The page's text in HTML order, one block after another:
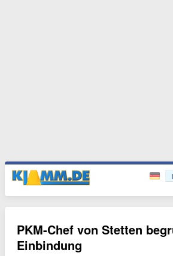
PKM-Chef von Stetten
Einbindung